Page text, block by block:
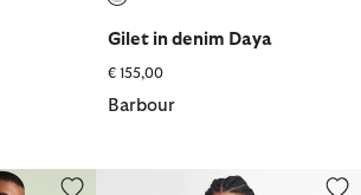
Gilet in denim Daya
€ 155,00
Barbour
Tartan Giacca cerata classica Beadnell